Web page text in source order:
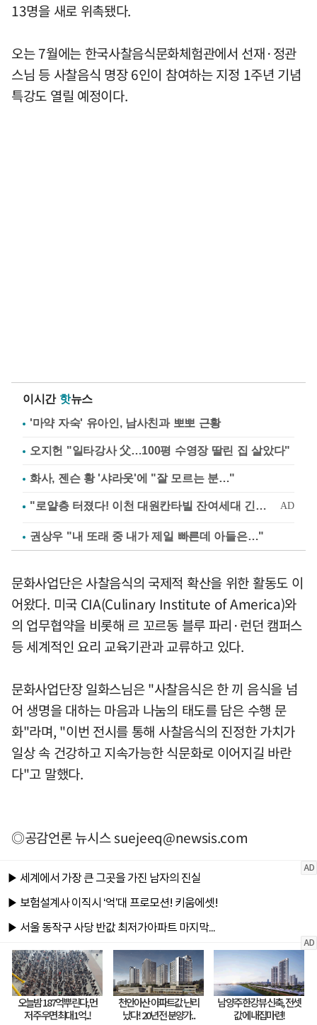
13명을 새로 위촉됐다.
오는 7월에는 한국사찰음식문화체험관에서 선재·정관
스님 등 사찰음식 명장 6인이 참여하는 지정 1주년 기념
특강도 열릴 예정이다.
이시간 핫뉴스
'마약 자숙' 유아인, 남사친과 뽀뽀 근황
오지헌 "일타강사 父…100평 수영장 딸린 집 살았다"
화사, 젠슨 황 '샤라웃'에 "잘 모르는 분…"
권상우 "내 또래 중 내가 제일 빠른데 아들은…"
문화사업단은 사찰음식의 국제적 확산을 위한 활동도 이
어왔다. 미국 CIA(Culinary Institute of America)와
의 업무협약을 비롯해 르 꼬르동 블루 파리·런던 캠퍼스
등 세계적인 요리 교육기관과 교류하고 있다.
문화사업단장 일화스님은 "사찰음식은 한 끼 음식을 넘
어 생명을 대하는 마음과 나눔의 태도를 담은 수행 문
화"라며, "이번 전시를 통해 사찰음식의 진정한 가치가
일상 속 건강하고 지속가능한 식문화로 이어지길 바란
다"고 말했다.
◎공감언론 뉴시스suejeeq@newsis.com